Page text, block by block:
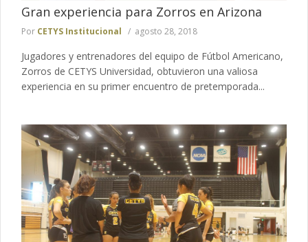
Gran experiencia para Zorros en Arizona
Por CETYS Institucional agosto 28, 2018
Jugadores y entrenadores del equipo de Fútbol Americano,
Zorros de CETYS Universidad, obtuvieron una valiosa
experiencia en su primer encuentro de pretemporada...